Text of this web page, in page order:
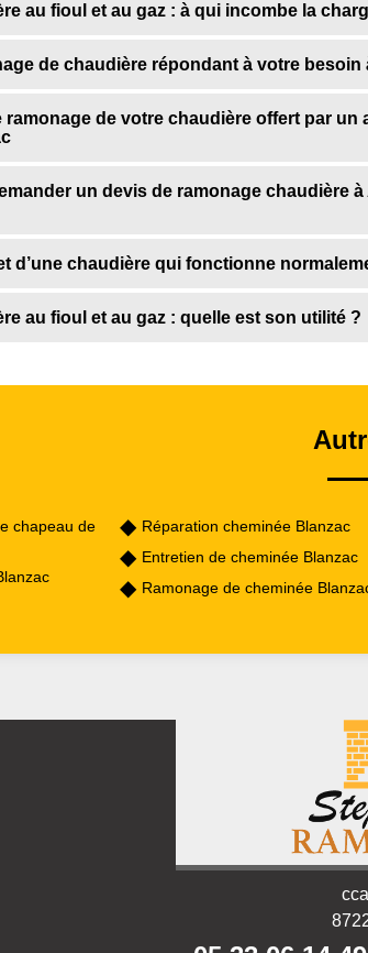
au fioul et au gaz : à qui incombe la
de chaudière répondant à votre besoin
de votre chaudière offert par un
un devis de ramonage chaudière
d’une chaudière qui fonctionne
au fioul et au gaz : quelle est son utilité ?
chapeau de
Réparation cheminée Blanzac
Entretien de cheminée Blanzac
Ramonage de cheminée